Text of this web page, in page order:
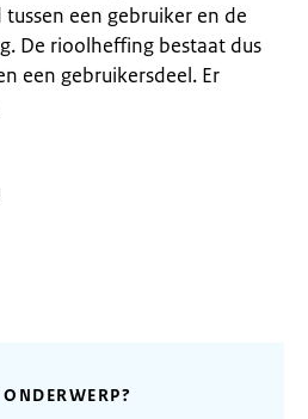
een gebruiker en de
De rioolheffing bestaat dus
een gebruikersdeel. Er